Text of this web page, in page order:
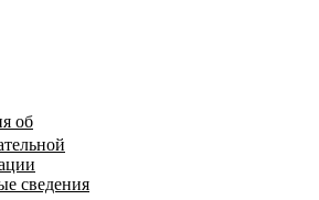
об
сведения